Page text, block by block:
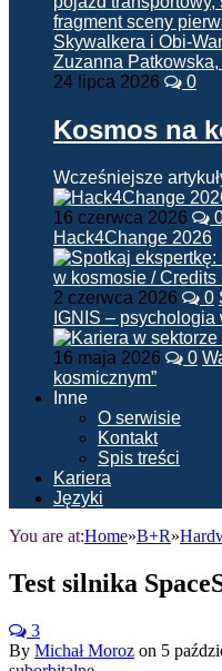
24 lipca 2026 0
Kosmos na
Wcześniejsze
16 czerwca 2026
Hack4Change 2026
2 czerwca 2026 0
IGNIS – psychologia
16 maja 2026 0
kosmicznym”
Inne
O serwisie
Kontakt
Spis treści
Kariera
Języki
You are at:Home»B+R»
Test silnika
3
By Michał Moroz on 5